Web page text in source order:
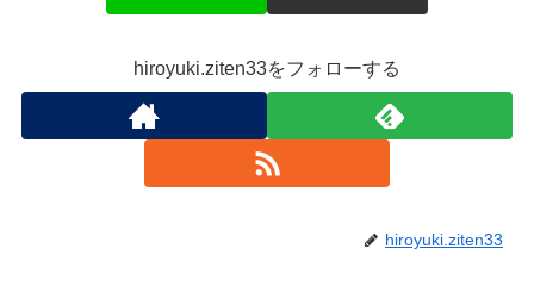
hiroyuki.ziten33をフォローする
hiroyuki.ziten33